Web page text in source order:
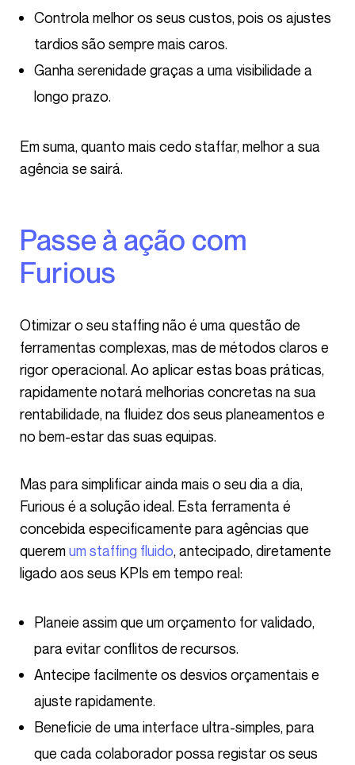
Controla melhor os seus custos, pois os ajustes
tardios são sempre mais caros.
Ganha serenidade graças a uma visibilidade a
longo prazo.
Em suma, quanto mais cedo staffar, melhor a sua
agência se sairá.
Passe à ação com
Furious
Otimizar o seu staffing não é uma questão de
ferramentas complexas, mas de métodos claros e
rigor operacional. Ao aplicar estas boas práticas,
rapidamente notará melhorias concretas na sua
rentabilidade, na fluidez dos seus planeamentos e
no bem-estar das suas equipas.
Mas para simplificar ainda mais o seu dia a dia,
Furious é a solução ideal. Esta ferramenta é
concebida especificamente para agências que
queremum staffing fluido, antecipado, diretamente
ligado aos seus KPIs em tempo real:
Planeie assim que um orçamento for validado,
para evitar conflitos de recursos.
Antecipe facilmente os desvios orçamentais e
ajuste rapidamente.
Beneficie de uma interface ultra-simples, para
que cada colaborador possa registar os seus